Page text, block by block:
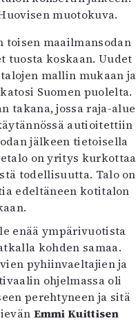
muotokuva.
maailmansodan
tuosta koskaan. Uudet
mallin mukaan ja
Suomen puolelta.
takana, jossa raja-alue
autioitettiin
jälkeen tietoisella
on yritys kurkottaa
todellisuutta. Talo on
edeltäneen kotitalon
enää ympärivuotista
kohden samaa.
pyhiinvaeltajien ja
ohjelmassa oli
perehtyneen ja sitä
Emmi Kuittisen